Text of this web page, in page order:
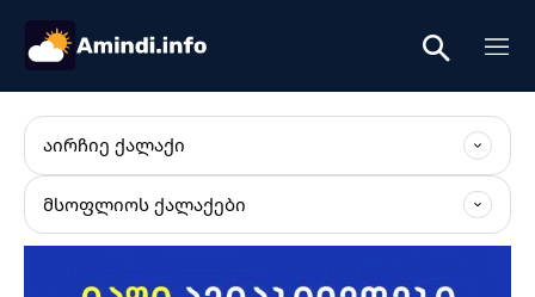
ᲐᲘᲠᲩᲘᲔ ᲥᲐᲚᲐᲥᲘ
ᲛᲡᲝᲤᲚᲘᲝᲡ ᲥᲐᲚᲐᲥᲔᲑᲘ